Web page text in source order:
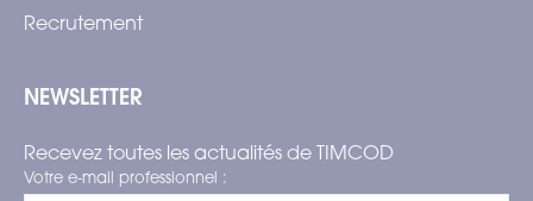
Recrutement
NEWSLETTER
Recevez toutes les actualités de TIMCOD
Votre e-mail professionnel :